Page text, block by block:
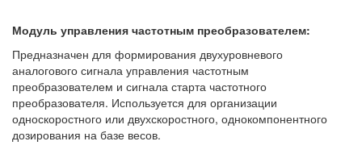
Модуль управления частотным преобразователем:
Предназначен для формирования двухуровневого
аналогового сигнала управления частотным
преобразователем и сигнала старта частотного
преобразователя. Используется для организации
односкоростного или двухскоростного, однокомпонентного
дозирования на базе весов.